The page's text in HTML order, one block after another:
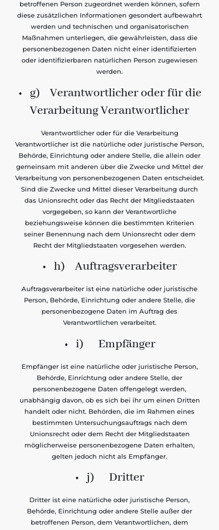
betroffenen Person zugeordnet werden können, sofern
diese zusätzlichen Informationen gesondert aufbewahrt
werden und technischen und organisatorischen
Maßnahmen unterliegen, die gewährleisten, dass die
personenbezogenen Daten nicht einer identifizierten
oder identifizierbaren natürlichen Person zugewiesen
werden.
• g) Verantwortlicher oder für die
Verarbeitung Verantwortlicher
Verantwortlicher oder für die Verarbeitung
Verantwortlicher ist die natürliche oder juristische Person,
Behörde, Einrichtung oder andere Stelle, die allein oder
gemeinsam mit anderen über die Zwecke und Mittel der
Verarbeitung von personenbezogenen Daten entscheidet.
Sind die Zwecke und Mittel dieser Verarbeitung durch
das Unionsrecht oder das Recht der Mitgliedstaaten
vorgegeben, so kann der Verantwortliche
beziehungsweise können die bestimmten Kriterien
seiner Benennung nach dem Unionsrecht oder dem
Recht der Mitgliedstaaten vorgesehen werden.
• h) Auftragsverarbeiter
Auftragsverarbeiter ist eine natürliche oder juristische
Person, Behörde, Einrichtung oder andere Stelle, die
personenbezogene Daten im Auftrag des
Verantwortlichen verarbeitet.
• i) Empfänger
Empfänger ist eine natürliche oder juristische Person,
Behörde, Einrichtung oder andere Stelle, der
personenbezogene Daten offengelegt werden,
unabhängig davon, ob es sich bei ihr um einen Dritten
handelt oder nicht. Behörden, die im Rahmen eines
bestimmten Untersuchungsauftrags nach dem
Unionsrecht oder dem Recht der Mitgliedstaaten
möglicherweise personenbezogene Daten erhalten,
gelten jedoch nicht als Empfänger.
• j) Dritter
Dritter ist eine natürliche oder juristische Person,
Behörde, Einrichtung oder andere Stelle außer der
betroffenen Person, dem Verantwortlichen, dem